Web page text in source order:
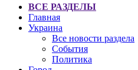
ВСЕ РАЗДЕЛЫ
Главная
Украина
Все новости раздела
События
Политика